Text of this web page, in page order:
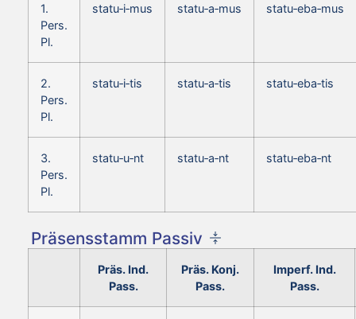
1.
Pers.
Pl.
statu‑i‑mus statu‑a‑mus statu‑eba‑mus
2.
Pers.
Pl.
statu‑i‑tis statu‑a‑tis statu‑eba‑tis
3.
Pers.
Pl.
statu‑u‑nt statu‑a‑nt statu‑eba‑nt
Präsensstamm Passiv
Präs. Ind.
Pass.
Präs. Konj.
Pass.
Imperf. Ind.
Pass.